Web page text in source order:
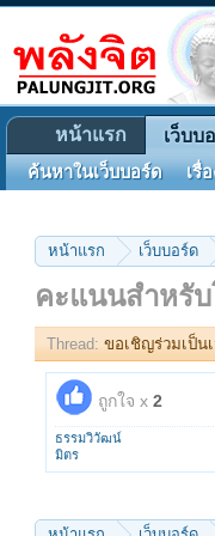
หน้าแรก เว็บบอร์ด
คะแนนสำหรั
Thread: ขอเชิญร่วมเป็น
ถูกใจ x 2
ธรรมวิวัฒน์
มิตร
หน้าแรก เว็บบ
ค้นหาในเว็บบอร์ด เรื่